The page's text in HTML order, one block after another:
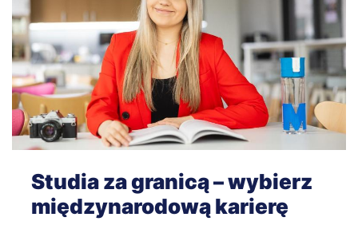
Studia za granicą – wybierz
międzynarodową karierę